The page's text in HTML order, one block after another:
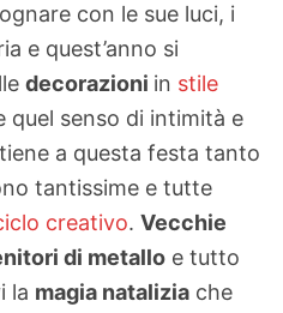
con le sue luci, i
e quest’anno si
decorazioni in stile
quel senso di intimità e
a questa festa tanto
tantissime e tutte
creativo. Vecchie
di metallo e tutto
la magia natalizia che